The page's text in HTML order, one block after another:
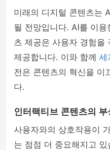
미래의 디지털 콘텐츠는
될 전망입니다. AI를 이
츠 제공은 사용자 경험을
제공합니다. 이와 함께 세
전은 콘텐츠의 혁신을 이
다.
인터랙티브 콘텐츠의 부
사용자와의 상호작용이
는 점점 더 중요해지고